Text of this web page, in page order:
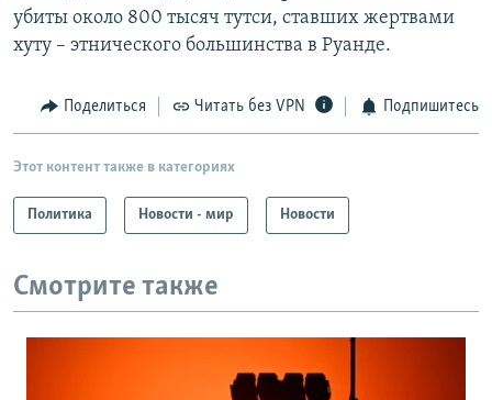
убиты около 800 тысяч тутси, ставших жертвами
хуту – этнического большинства в Руанде.
Поделиться Читать без VPN Подпишитесь
Этот контент также в категориях
Политика Новости - мир Новости
Смотрите также